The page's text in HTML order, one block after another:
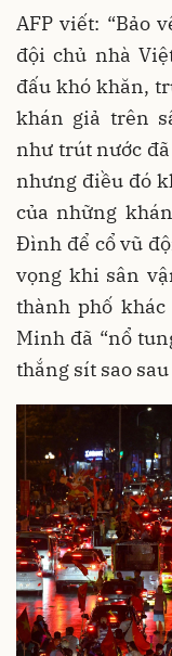
AFP viết: “Bảo
đội chủ nhà
đấu khó khăn,
khán giả trên
như trút nước
nhưng điều đó
của những
Đình để cổ vũ
vọng khi sân
thành phố
Minh đã “nổ
thắng sít sao